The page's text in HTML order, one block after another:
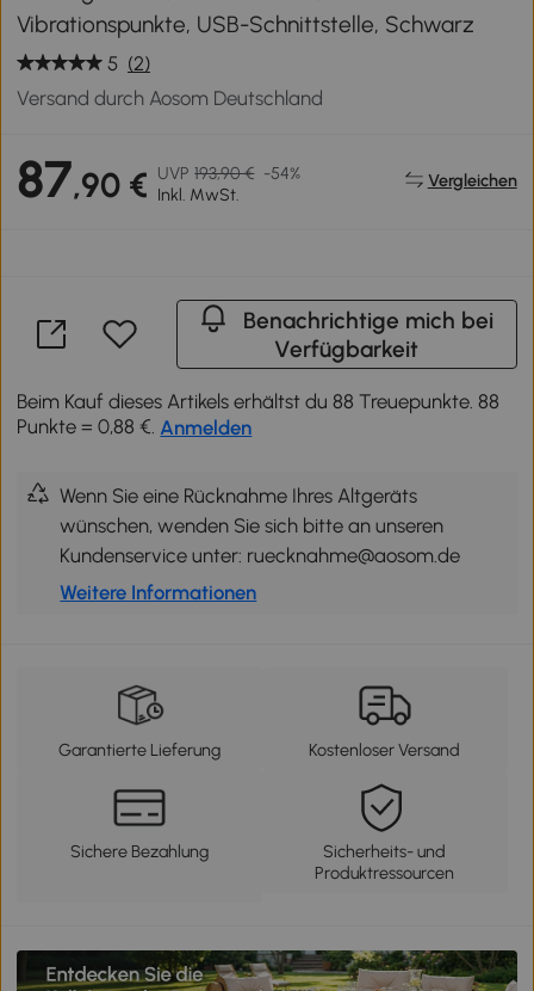
Vibrationspunkte, USB-Schnittstelle, Schwarz
5 (2)
Versand durch Aosom Deutschland
87,90 € UVP 193,90 € -54%
Inkl. MwSt.
Vergleichen
Benachrichtige mich bei
Verfügbarkeit
Beim Kauf dieses Artikels erhältst du 88 Treuepunkte. 88
Punkte = 0,88 €. Anmelden
Wenn Sie eine Rücknahme Ihres Altgeräts
wünschen, wenden Sie sich bitte an unseren
Kundenservice unter: ruecknahme@aosom.de
Weitere Informationen
Garantierte Lieferung Kostenloser Versand
Sichere Bezahlung
Sicherheits- und
Produktressourcen